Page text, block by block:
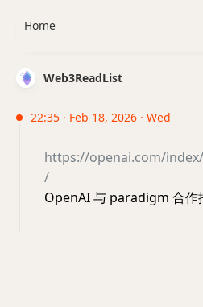
Web3ReadList
22:35 · Feb 18, 2026 · Wed
https://openai.com/
/
OpenAI 与 paradigm 合作
Home